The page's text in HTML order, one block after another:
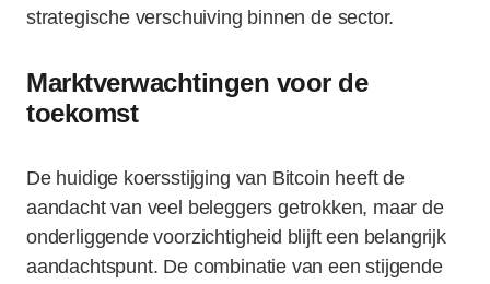
strategische verschuiving binnen de sector.
Marktverwachtingen voor de
toekomst
De huidige koersstijging van Bitcoin heeft de
aandacht van veel beleggers getrokken, maar de
onderliggende voorzichtigheid blijft een belangrijk
aandachtspunt. De combinatie van een stijgende